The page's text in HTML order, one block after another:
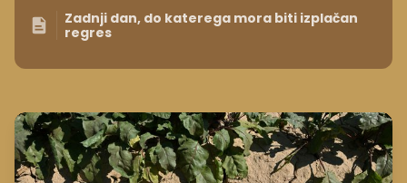
Zadnji dan, do katerega mora biti izplačan
regres